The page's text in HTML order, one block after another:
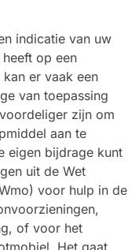
indicatie van uw
op een
er vaak een
van toepassing
zijn om
aan te
eigen bijdrage kunt
uit de Wet
voor hulp in de
of voor het
Het gaat